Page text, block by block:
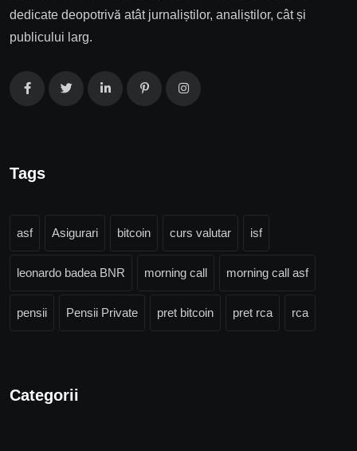
dedicate deopotrivă atât jurnaliștilor, analiștilor, cât și
publicului larg.
Tags
asf Asigurari bitcoin curs valutar isf
leonardo badea BNR morning call morning call asf
pensii Pensii Private pret bitcoin pret rca rca
Categorii